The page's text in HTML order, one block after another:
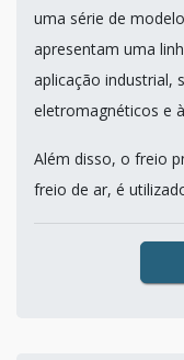
uma série de
apresentam uma
aplicação industrial,
eletromagnéticos e
Além disso, o freio
freio de ar, é